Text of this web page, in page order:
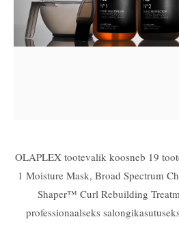
OLAPLEX tootevalik koosneb 19
1 Moisture Mask, Broad Spectrum
Shaper™ Curl Rebuilding
professionaalseks